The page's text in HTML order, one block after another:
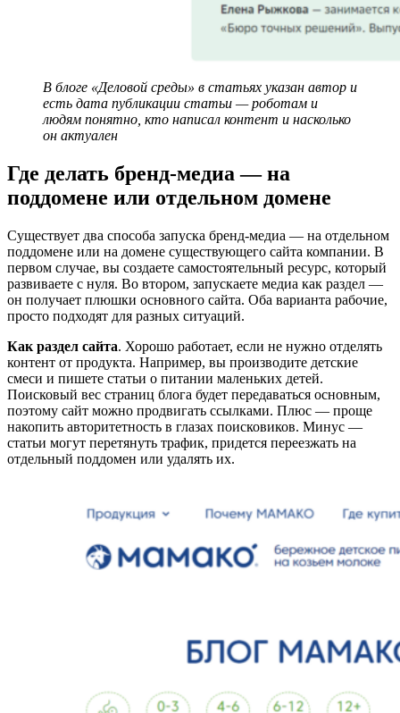
В блоге «Деловой среды» в статьях указан автор и
есть дата публикации статьи — роботам и
людям понятно, кто написал контент и насколько
он актуален
Где делать бренд-медиа — на
поддомене или отдельном домене
Существует два способа запуска бренд-медиа — на отдельном
поддомене или на домене существующего сайта компании. В
первом случае, вы создаете самостоятельный ресурс, который
развиваете с нуля. Во втором, запускаете медиа как раздел —
он получает плюшки основного сайта. Оба варианта рабочие,
просто подходят для разных ситуаций.
Как раздел сайта. Хорошо работает, если не нужно отделять
контент от продукта. Например, вы производите детские
смеси и пишете статьи о питании маленьких детей.
Поисковый вес страниц блога будет передаваться основным,
поэтому сайт можно продвигать ссылками. Плюс — проще
накопить авторитетность в глазах поисковиков. Минус —
статьи могут перетянуть трафик, придется переезжать на
отдельный поддомен или удалять их.